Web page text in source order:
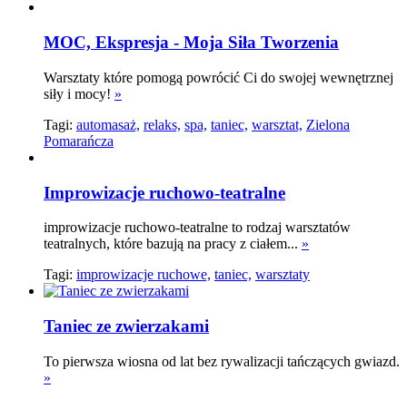
MOC, Ekspresja - Moja Siła Tworzenia
Warsztaty które pomogą powrócić Ci do swojej wewnętrznej
siły i mocy! »
Tagi: automasaż, relaks, spa, taniec, warsztat, Zielona
Pomarańcza
Improwizacje ruchowo-teatralne
improwizacje ruchowo-teatralne to rodzaj warsztatów
teatralnych, które bazują na pracy z ciałem... »
Tagi: improwizacje ruchowe, taniec, warsztaty
Taniec ze zwierzakami
To pierwsza wiosna od lat bez rywalizacji tańczących gwiazd.
»